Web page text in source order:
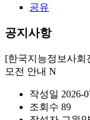
공유
공지사항
[한국지능정보사회
모전 안내 N
작성일 2026-
조회수 89